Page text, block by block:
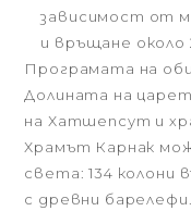
зависимост от
и връщане около
Програмата на
Долината на
на Хатшепсут и
Храмът Карнак
света: 134 колони
с древни барелефи.